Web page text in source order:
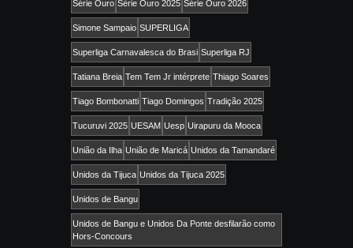
Série Ouro Série Ouro 2025 Série Ouro 2026
Simone Sampaio SUPERLIGA
Superliga Carnavalesca do Brasi Superliga RJ
Tatiana Breia Tem Tem Jr intérprete Thiago Soares
Tiago Bombonatti Tiago Domingos Tradição 2025
Tucuruvi 2025 UESAM Uesp Uirapuru da Mooca
União da Ilha União de Maricá Unidos da Tamandaré
Unidos da Tijuca Unidos da Tijuca 2025
Unidos de Bangu
Unidos de Bangu e Unidos Da Ponte desfilarão como
Hors-Concours